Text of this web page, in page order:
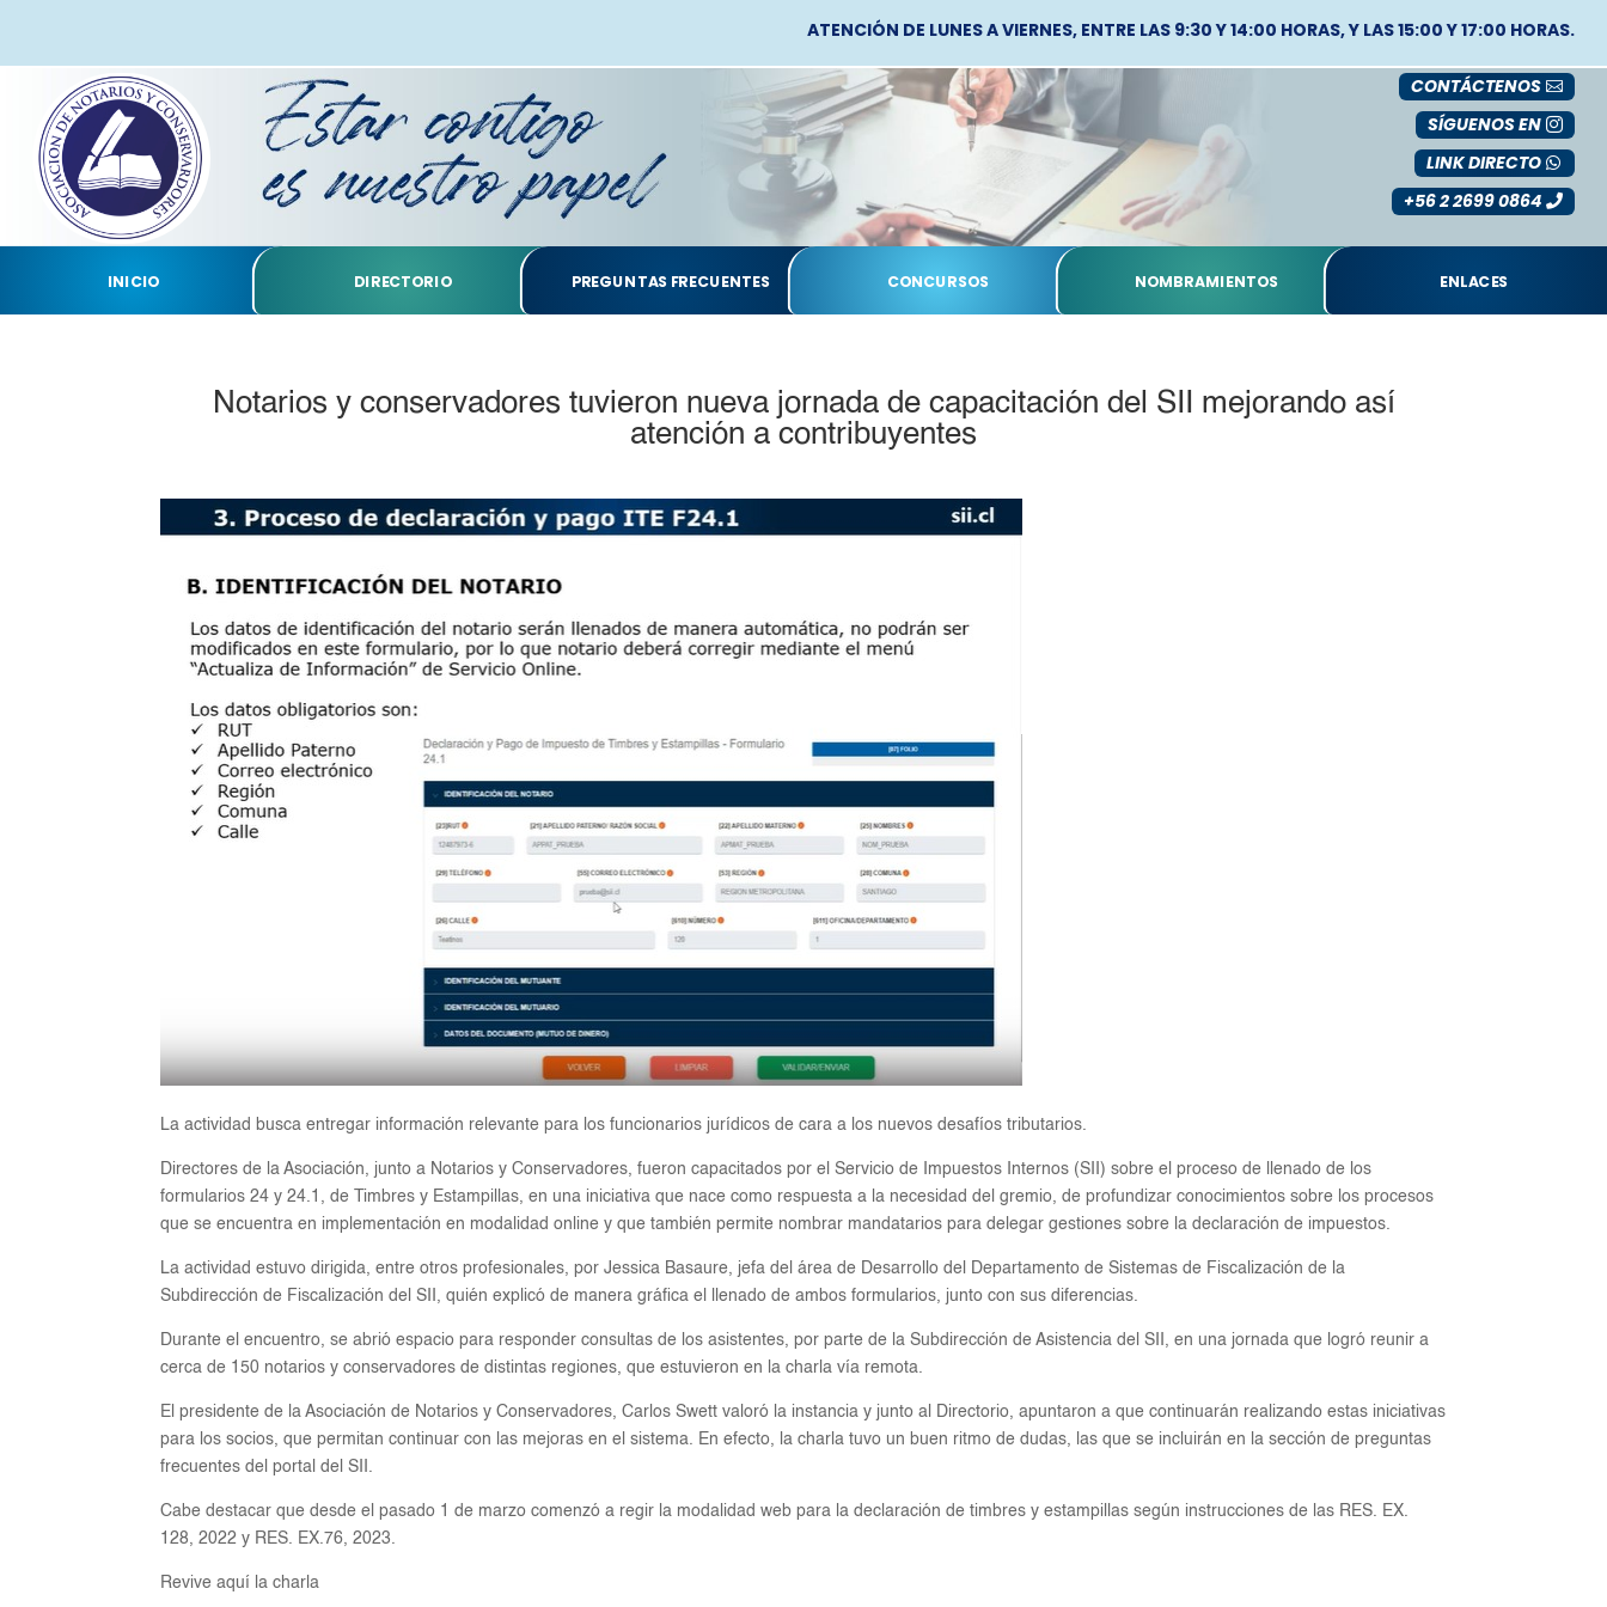
ATENCIÓN DE LUNES A VIERNES, ENTRE LAS 9:30 Y 14:00 HORAS, Y LAS 15:00 Y 17:00 HORAS.
CONTÁCTENOS
SÍGUENOS EN
LINK DIRECTO
+56 2 2699 0864
INICIO DIRECTORIO PREGUNTAS FRECUENTES CONCURSOS NOMBRAMIENTOS ENLACES
Notarios y conservadores tuvieron nueva jornada de capacitación del SII mejorando así
atención a contribuyentes
La actividad busca entregar información relevante para los funcionarios jurídicos de cara a los nuevos desafíos tributarios.
Directores de la Asociación, junto a Notarios y Conservadores, fueron capacitados por el Servicio de Impuestos Internos (SII) sobre el proceso de llenado de los
formularios 24 y 24.1, de Timbres y Estampillas, en una iniciativa que nace como respuesta a la necesidad del gremio, de profundizar conocimientos sobre los procesos
que se encuentra en implementación en modalidad online y que también permite nombrar mandatarios para delegar gestiones sobre la declaración de impuestos.
La actividad estuvo dirigida, entre otros profesionales, por Jessica Basaure, jefa del área de Desarrollo del Departamento de Sistemas de Fiscalización de la
Subdirección de Fiscalización del SII, quién explicó de manera gráfica el llenado de ambos formularios, junto con sus diferencias.
Durante el encuentro, se abrió espacio para responder consultas de los asistentes, por parte de la Subdirección de Asistencia del SII, en una jornada que logró reunir a
cerca de 150 notarios y conservadores de distintas regiones, que estuvieron en la charla vía remota.
El presidente de la Asociación de Notarios y Conservadores, Carlos Swett valoró la instancia y junto al Directorio, apuntaron a que continuarán realizando estas iniciativas
para los socios, que permitan continuar con las mejoras en el sistema. En efecto, la charla tuvo un buen ritmo de dudas, las que se incluirán en la sección de preguntas
frecuentes del portal del SII.
Cabe destacar que desde el pasado 1 de marzo comenzó a regir la modalidad web para la declaración de timbres y estampillas según instrucciones de las RES. EX.
128, 2022 y RES. EX.76, 2023.
Revive aquí la charla